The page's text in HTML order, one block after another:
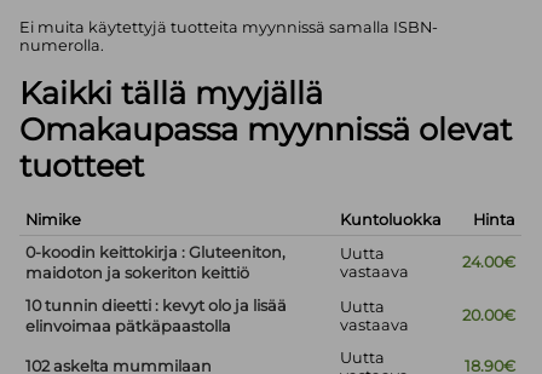
Ei muita käytettyjä tuotteita myynnissä samalla ISBN-
numerolla.
Kaikki tällä myyjällä
Omakaupassa myynnissä olevat
tuotteet
Nimike Kuntoluokka
Hinta
0-koodin keittokirja : Gluteeniton,
maidoton ja sokeriton keittiö
Uutta
vastaava
24.00€
10 tunnin dieetti : kevyt olo ja lisää
elinvoimaa pätkäpaastolla
Uutta
vastaava
20.00€
102 askelta mummilaan
Uutta
18.90€